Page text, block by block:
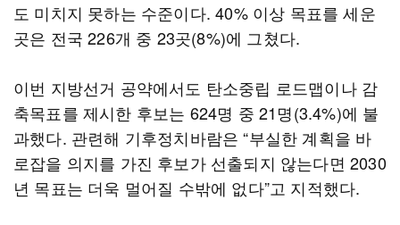
도 미치지 못하는 수준이다. 40% 이상 목표를 세운
곳은 전국 226개 중 23곳(8%)에 그쳤다.
이번 지방선거 공약에서도 탄소중립 로드맵이나 감
축목표를 제시한 후보는 624명 중 21명(3.4%)에 불
과했다. 관련해 기후정치바람은 “부실한 계획을 바
로잡을 의지를 가진 후보가 선출되지 않는다면 2030
년 목표는 더욱 멀어질 수밖에 없다”고 지적했다.